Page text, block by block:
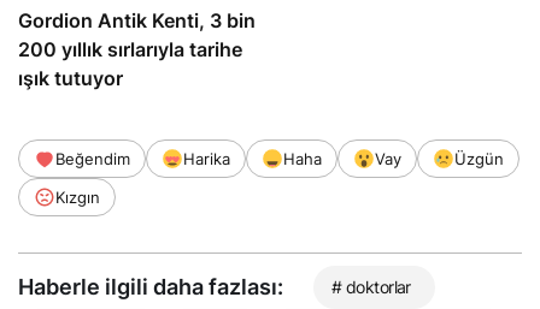
Gordion Antik Kenti, 3 bin
200 yıllık sırlarıyla tarihe
ışık tutuyor
Beğendim Harika Haha Vay
Üzgün
Kızgın
Haberle ilgili daha fazlası: # doktorlar